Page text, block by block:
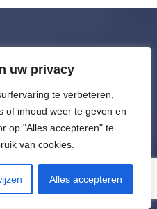
uw privacy
te verbeteren,
of inhoud weer te geven en
op "Alles accepteren" te
van cookies.
Alles accepteren